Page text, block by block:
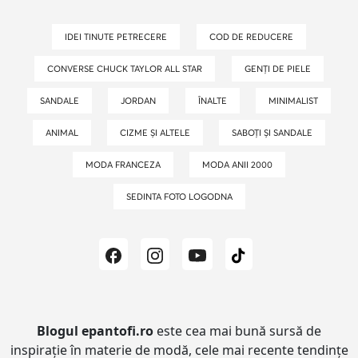
IDEI TINUTE PETRECERE COD DE REDUCERE
CONVERSE CHUCK TAYLOR ALL STAR GENȚI DE PIELE
SANDALE JORDAN ÎNALTE MINIMALIST
ANIMAL CIZME ȘI ALTELE SABOȚI ȘI SANDALE
MODA FRANCEZA MODA ANII 2000
SEDINTA FOTO LOGODNA
Blogul epantofi.ro este cea mai bună sursă de
inspirație în materie de modă, cele mai recente tendințe